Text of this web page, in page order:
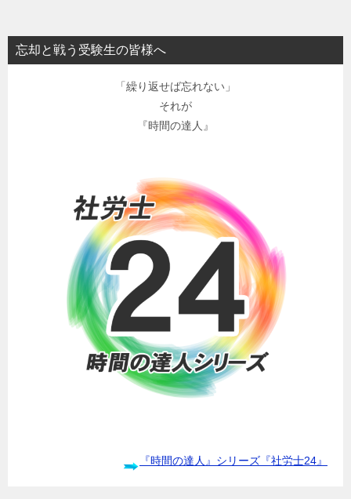
忘却と戦う受験生の皆様へ
「繰り返せば忘れない」
それが
『時間の達人』
『時間の達人』シリーズ『社労士24』